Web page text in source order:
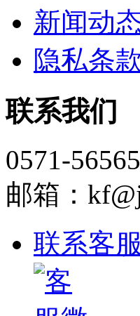
新闻动
隐私条款
联系我们
0571-
邮箱：
联系客服